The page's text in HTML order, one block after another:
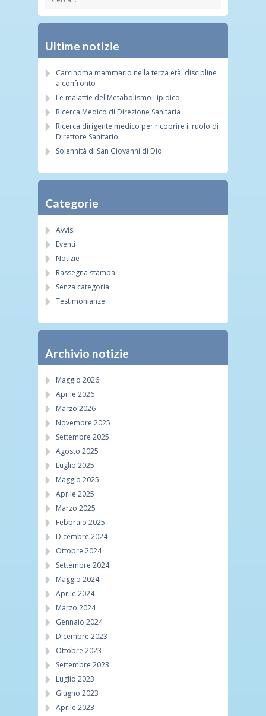
Ultime notizie
Carcinoma mammario nella terza età: discipline
a confronto
Le malattie del Metabolismo Lipidico
Ricerca Medico di Direzione Sanitaria
Ricerca dirigente medico per ricoprire il ruolo di
Direttore Sanitario
Solennità di San Giovanni di Dio
Categorie
Avvisi
Eventi
Notizie
Rassegna stampa
Senza categoria
Testimonianze
Archivio notizie
Maggio 2026
Aprile 2026
Marzo 2026
Novembre 2025
Settembre 2025
Agosto 2025
Luglio 2025
Maggio 2025
Aprile 2025
Marzo 2025
Febbraio 2025
Dicembre 2024
Ottobre 2024
Settembre 2024
Maggio 2024
Aprile 2024
Marzo 2024
Gennaio 2024
Dicembre 2023
Ottobre 2023
Settembre 2023
Luglio 2023
Giugno 2023
Aprile 2023